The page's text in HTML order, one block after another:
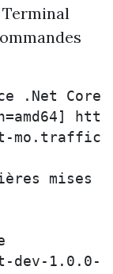
Terminal
.Net Core
mises